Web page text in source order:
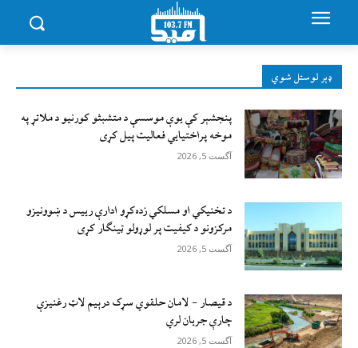
ډېر لوستل شوي
پنجشېر کې یوې موسسې د متشبثو کورنیو د ملاتړ په
موخه پراختیايي فعالیت پیل کړی
آگست 5, 2026
د تخنیکي او مسلکي زده‌کړو ادارې رییس د ښوونیزو
مرکزونو د کیفیت پر لوړولو ټینګار کړی
آگست 5, 2026
د قیصار – لامان حلقوي سړک درېیم لاټ رغنیزې
چارې جریان لري
آگست 5, 2026